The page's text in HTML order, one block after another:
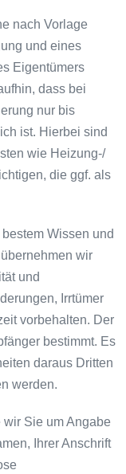
nach Vorlage
und eines
Eigentümers
dass bei
nur bis
ist. Hierbei sind
wie Heizung-/
die ggf. als
Wissen und
wir
und
Irrtümer
vorbehalten. Der
bestimmt. Es
daraus Dritten
werden.
Sie um Angabe
Ihrer Anschrift